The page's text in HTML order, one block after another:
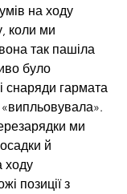
на ходу
коли ми
так пашіла
було
снаряди гармата
ми
й
ходу
позиції з